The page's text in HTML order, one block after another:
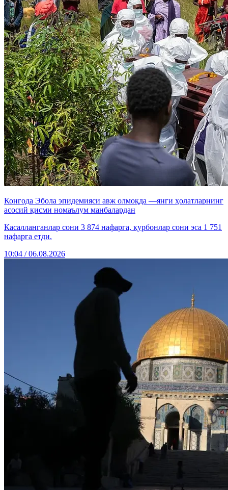
Конгода Эбола эпидемияси авж олмоқда —янги ҳолатларнинг
асосий қисми номаълум манбалардан
Касалланганлар сони 3 874 нафарга, қурбонлар сони эса 1 751
нафарга етди.
10:04 / 06.08.2026